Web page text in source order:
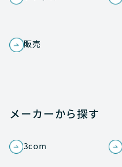
販売
メーカーから探す
3com